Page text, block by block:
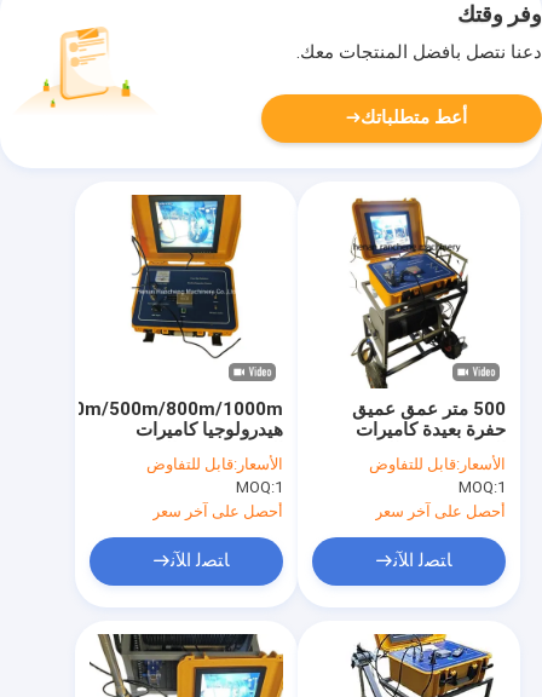
وفر وقتك
دعنا نتصل بأفضل المنتجات معك.
أعط متطلباتك
هيدرولوجيا كاميرات
التفتيش تحت الماء
الأسعار:قابل للتفاوض
MOQ:1
أحصل على آخر سعر
ﺎﺘﺼﻟ ﺍﻶﻧ
500 متر عمق عميق
حفرة بعيدة كاميرات
التفتيش تحت الماء
الأسعار:قابل للتفاوض
MOQ:1
أحصل على آخر سعر
ﺎﺘﺼﻟ ﺍﻶﻧ